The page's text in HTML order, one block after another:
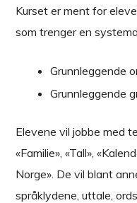
Kurset er ment for
som trenger en
Grunnleggende
Grunnleggende
Elevene vil jobbe med
«Familie», «Tall»,
Norge». De vil blant
språklydene, uttale,